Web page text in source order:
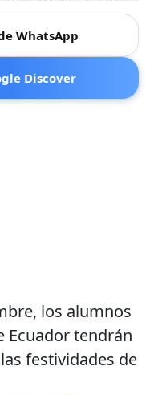
WhatsApp
Discover
los alumnos
Ecuador tendrán
festividades de